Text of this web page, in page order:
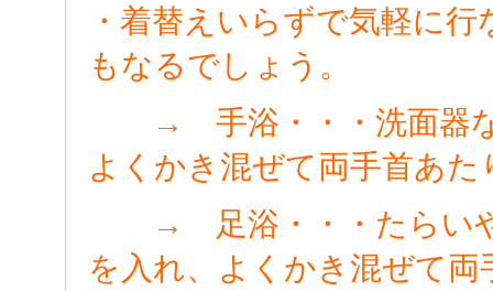
・着替えいらずで気軽に
もなるでしょう。
→ 手浴・・・洗面器な
よくかき混ぜて両手首あ
→ 足浴・・・たらいや
を入れ、よくかき混ぜて